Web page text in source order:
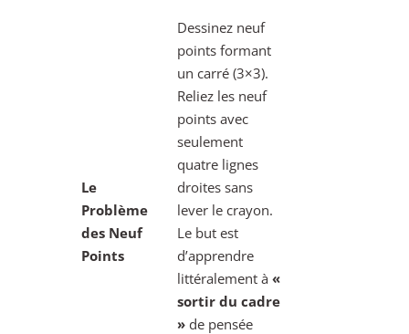
Le
Problème
des Neuf
Points
Dessinez neuf
points formant
un carré (3×3).
Reliez les neuf
points avec
seulement
quatre lignes
droites sans
lever le crayon.
Le but est
d’apprendre
littéralement à«
sortir du cadre
» de pensée